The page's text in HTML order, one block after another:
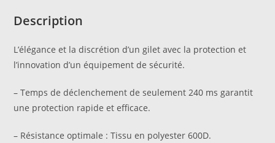
Description
L’élégance et la discrétion d’un gilet avec la protection et
l’innovation d’un équipement de sécurité.
– Temps de déclenchement de seulement 240 ms garantit
une protection rapide et efficace.
– Résistance optimale : Tissu en polyester 600D.